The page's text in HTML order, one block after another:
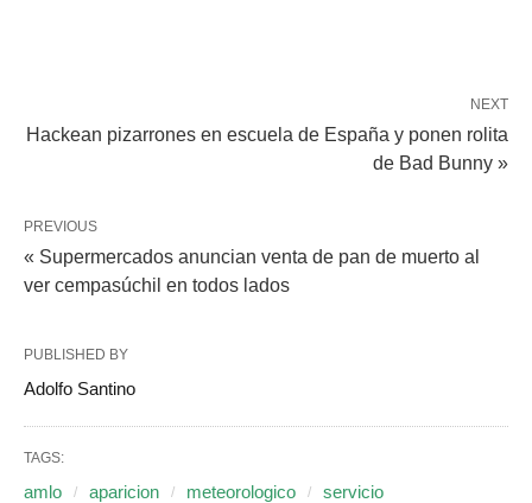
NEXT
Hackean pizarrones en escuela de España y ponen rolita
de Bad Bunny »
PREVIOUS
« Supermercados anuncian venta de pan de muerto al
ver cempasúchil en todos lados
PUBLISHED BY
Adolfo Santino
TAGS:
amlo aparicion meteorologico servicio